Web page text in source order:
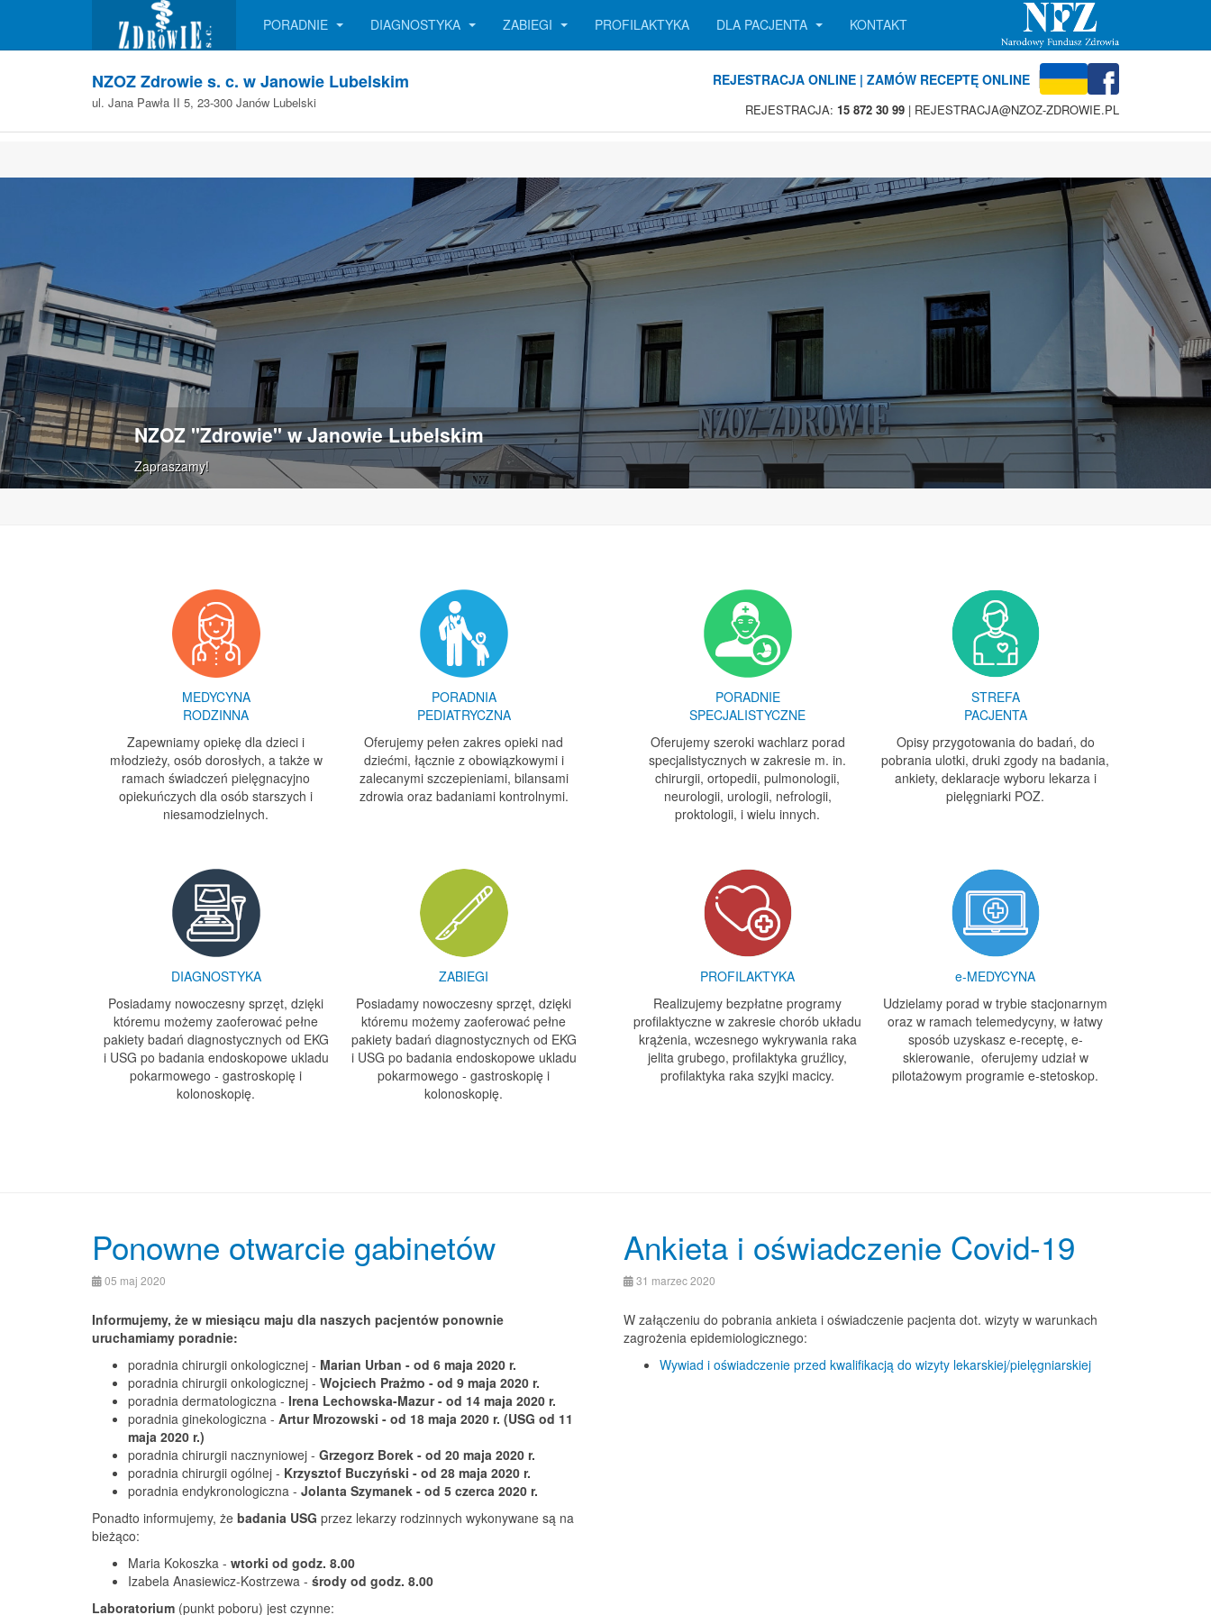
NZOZ Zdrowie s. c. w Janowie Lubelskim
ul. Jana Pawła II 5, 23-300 Janów Lubelski
REJESTRACJA ONLINE | ZAMÓW RECEPTĘ ONLINE
REJESTRACJA: 15 872 30 99 | REJESTRACJA@NZOZ-ZDROWIE.PL
PORADNIE DIAGNOSTYKA ZABIEGI PROFILAKTYKA DLA PACJENTA KONTAKT
NZOZ "Zdrowie" w Janowie Lubelskim
Zapraszamy!
MEDYCYNA
RODZINNA
Zapewniamy opiekę dla dzieci i
młodzieży, osób dorosłych, a także w
ramach świadczeń pielęgnacyjno
opiekuńczych dla osób starszych i
niesamodzielnych.
PORADNIA
PEDIATRYCZNA
Oferujemy pełen zakres opieki nad
dziećmi, łącznie z obowiązkowymi i
zalecanymi szczepieniami, bilansami
zdrowia oraz badaniami kontrolnymi.
DIAGNOSTYKA
Posiadamy nowoczesny sprzęt, dzięki
któremu możemy zaoferować pełne
pakiety badań diagnostycznych od EKG
i USG po badania endoskopowe ukladu
pokarmowego - gastroskopię i
kolonoskopię.
ZABIEGI
Posiadamy nowoczesny sprzęt, dzięki
któremu możemy zaoferować pełne
pakiety badań diagnostycznych od EKG
i USG po badania endoskopowe ukladu
pokarmowego - gastroskopię i
kolonoskopię.
PORADNIE
SPECJALISTYCZNE
Oferujemy szeroki wachlarz porad
specjalistycznych w zakresie m. in.
chirurgii, ortopedii, pulmonologii,
neurologii, urologii, nefrologii,
proktologii, i wielu innych.
STREFA
PACJENTA
Opisy przygotowania do badań, do
pobrania ulotki, druki zgody na badania,
ankiety, deklaracje wyboru lekarza i
pielęgniarki POZ.
PROFILAKTYKA
Realizujemy bezpłatne programy
profilaktyczne w zakresie chorób układu
krążenia, wczesnego wykrywania raka
jelita grubego, profilaktyka gruźlicy,
profilaktyka raka szyjki macicy.
e-MEDYCYNA
Udzielamy porad w trybie stacjonarnym
oraz w ramach telemedycyny, w łatwy
sposób uzyskasz e-receptę, e-
skierowanie, oferujemy udział w
pilotażowym programie e-stetoskop.
Ponowne otwarcie gabinetów
05 maj 2020
Informujemy, że w miesiącu maju dla naszych pacjentów ponownie
uruchamiamy poradnie:
poradnia chirurgii onkologicznej - Marian Urban - od 6 maja 2020 r.
poradnia chirurgii onkologicznej - Wojciech Prażmo - od 9 maja 2020 r.
poradnia dermatologiczna - Irena Lechowska-Mazur - od 14 maja 2020 r.
poradnia ginekologiczna - Artur Mrozowski - od 18 maja 2020 r. (USG od 11
maja 2020 r.)
poradnia chirurgii nacznyniowej - Grzegorz Borek - od 20 maja 2020 r.
poradnia chirurgii ogólnej - Krzysztof Buczyński - od 28 maja 2020 r.
poradnia endykronologiczna - Jolanta Szymanek - od 5 czerca 2020 r.
Ponadto informujemy, że badania USG przez lekarzy rodzinnych wykonywane są na
bieżąco:
Maria Kokoszka - wtorki od godz. 8.00
Izabela Anasiewicz-Kostrzewa - środy od godz. 8.00
Laboratorium (punkt poboru) jest czynne:
Ankieta i oświadczenie Covid-19
31 marzec 2020
W załączeniu do pobrania ankieta i oświadczenie pacjenta dot. wizyty w warunkach
zagrożenia epidemiologicznego:
Wywiad i oświadczenie przed kwalifikacją do wizyty lekarskiej/pielęgniarskiej